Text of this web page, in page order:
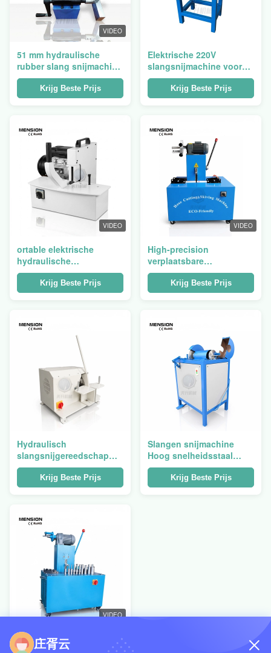
VIDEO
51 mm hydraulische
rubber slang snijmachine
handleiding pijp skiving
machineKrijg Beste Prijs
Elektrische 220V
slangsnijmachine voor
1/4' - 2' slanggrootte met
500 r/min skiving speed
Krijg Beste Prijs
VIDEO
ortable elektrische
hydraulische
slangensnijder
(capaciteit 2")
Krijg Beste Prijs
VIDEO
High-precision
verplaatsbare
hydraulische slang-
snipper.Krijg Beste Prijs
Hydraulisch
slangsnijgereedschap
van roestvrij staal
gebreide slangsnijbuis
Krijg Beste Prijs
Slangen snijmachine
Hoog snelheidsstaal
Hydraulisch Slangen
snijgereedschap Slangen
skiving
Krijg Beste Prijs
VIDEO
Vervoermachine voor het
snijden van slangen met
庄胥云